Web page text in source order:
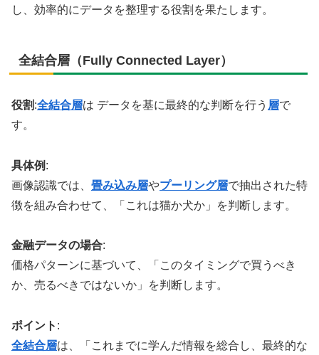
し、効率的にデータを整理する役割を果たします。
全結合層（Fully Connected Layer）
役割:全結合層は データを基に最終的な判断を行う 層で
す。
具体例 :
画像認識では、 畳み込み層やプーリング層で抽出された特
徴を組み合わせて、「これは猫か犬か」を判断します。
金融データの場合:
価格パターンに基づいて、「このタイミングで買うべき
か、売るべきではないか」を判断します。
ポイント :
全結合層は、「これまでに学んだ情報を総合し、最終的な